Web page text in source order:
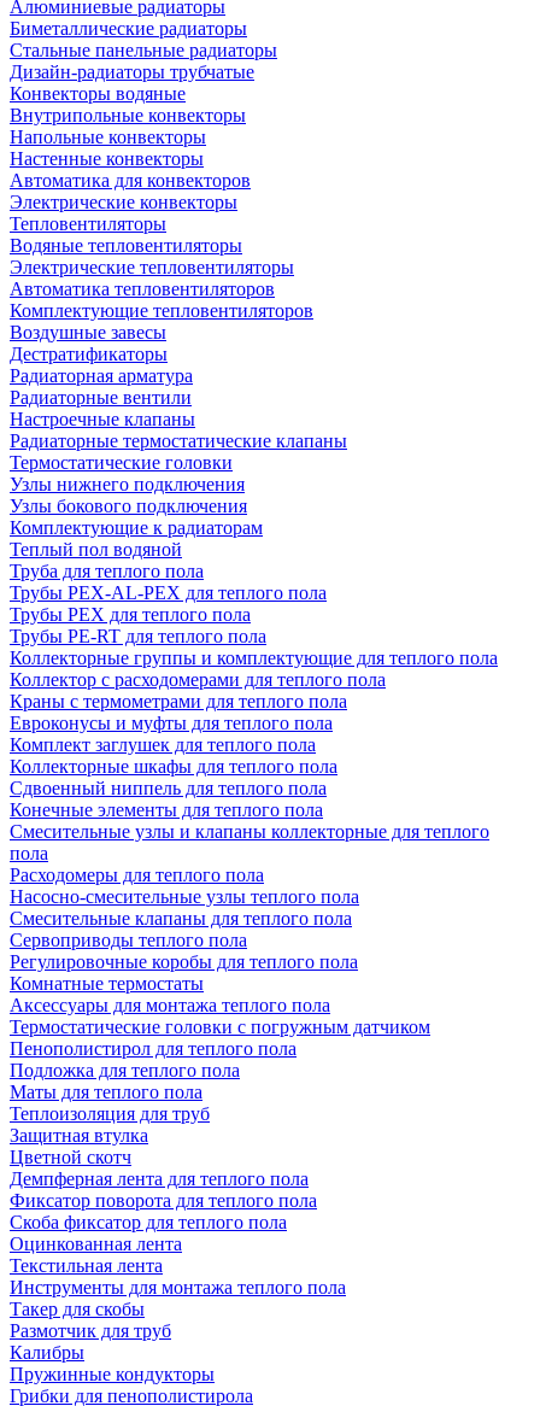
Алюминиевые радиаторы
Биметаллические радиаторы
Стальные панельные радиаторы
Дизайн-радиаторы трубчатые
Конвекторы водяные
Внутрипольные конвекторы
Напольные конвекторы
Настенные конвекторы
Автоматика для конвекторов
Электрические конвекторы
Тепловентиляторы
Водяные тепловентиляторы
Электрические тепловентиляторы
Автоматика тепловентиляторов
Комплектующие тепловентиляторов
Воздушные завесы
Дестратификаторы
Радиаторная арматура
Радиаторные вентили
Настроечные клапаны
Радиаторные термостатические клапаны
Термостатические головки
Узлы нижнего подключения
Узлы бокового подключения
Комплектующие к радиаторам
Теплый пол водяной
Труба для теплого пола
Трубы PEX-AL-PEX для теплого пола
Трубы PEX для теплого пола
Трубы PE-RT для теплого пола
Коллекторные группы и комплектующие для теплого пола
Коллектор с расходомерами для теплого пола
Краны с термометрами для теплого пола
Евроконусы и муфты для теплого пола
Комплект заглушек для теплого пола
Коллекторные шкафы для теплого пола
Сдвоенный ниппель для теплого пола
Конечные элементы для теплого пола
Смесительные узлы и клапаны коллекторные для теплого
пола
Расходомеры для теплого пола
Насосно-смесительные узлы теплого пола
Смесительные клапаны для теплого пола
Сервоприводы теплого пола
Регулировочные коробы для теплого пола
Комнатные термостаты
Аксессуары для монтажа теплого пола
Термостатические головки с погружным датчиком
Пенополистирол для теплого пола
Подложка для теплого пола
Маты для теплого пола
Теплоизоляция для труб
Защитная втулка
Цветной скотч
Демпферная лента для теплого пола
Фиксатор поворота для теплого пола
Скоба фиксатор для теплого пола
Оцинкованная лента
Текстильная лента
Инструменты для монтажа теплого пола
Такер для скобы
Размотчик для труб
Калибры
Пружинные кондукторы
Грибки для пенополистирола